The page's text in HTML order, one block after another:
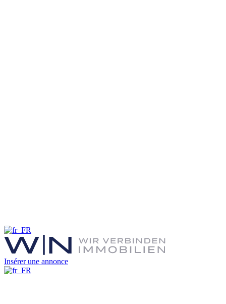
Insérer une annonce